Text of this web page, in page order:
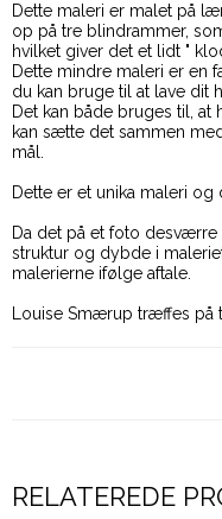
Dette maleri er malet på
op på tre blindrammer,
hvilket giver det et lidt "
Dette mindre maleri er en
du kan bruge til at lave dit
Det kan både bruges til,
kan sætte det sammen
mål.
Dette er et unika maleri og
Da det på et foto
struktur og dybde i
malerierne ifølge aftale.
Louise Smærup træffes på
RELATEREDE